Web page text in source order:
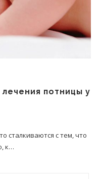
потницы у
сталкиваются с тем, что
к…